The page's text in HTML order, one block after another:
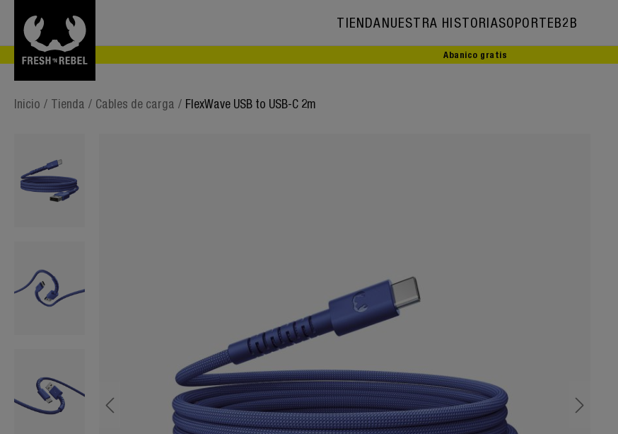
TIENDANUESTRA HISTORIA
Nuestra historia
SOPORTEB2B
Abanico gratis
Inicio / Tienda / Cables de carga / FlexWave USB to USB-C 2m